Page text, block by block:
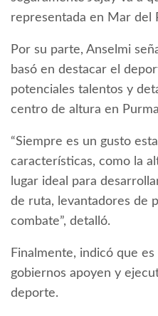
representada en Mar del
Por su parte, Anselmi
basó en destacar el
potenciales talentos y
centro de altura en
“Siempre es un gusto
características, como la
lugar ideal para
de ruta, levantadores de
combate”, detalló.
Finalmente, indicó que
gobiernos apoyen y
deporte.